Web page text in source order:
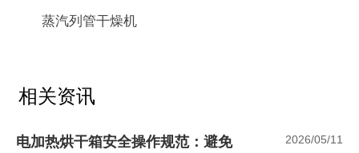
蒸汽列管干燥机
相关资讯
电加热烘干箱安全操作规范：避免
2026/05/11